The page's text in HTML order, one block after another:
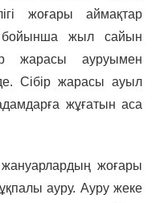
жоғары аймақтар
жыл сайын
жарасы ауруымен
Сібір жарасы ауыл
жұғатын аса
жоғары
ауру. Ауру жеке